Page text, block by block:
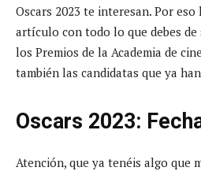
Oscars 2023 te interesan. Por
artículo con todo lo que debes de
los Premios de la Academia de
también las candidatas que ya
Oscars 2023:
Atención, que ya tenéis algo que